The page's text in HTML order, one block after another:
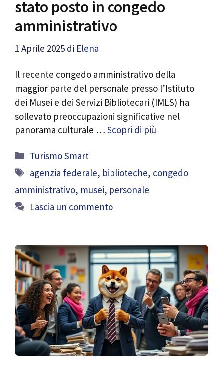
stato posto in congedo
amministrativo
1 Aprile 2025 di Elena
Il recente congedo amministrativo della
maggior parte del personale presso l’Istituto
dei Musei e dei Servizi Bibliotecari (IMLS) ha
sollevato preoccupazioni significative nel
panorama culturale … Scopri di più
Categorie
Turismo Smart
Tag
agenzia federale, biblioteche, congedo
amministrativo, musei, personale
Lascia un commento